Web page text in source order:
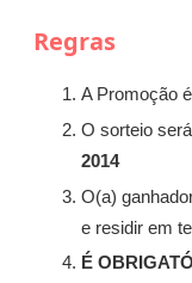
Regras
A Promoção
O sorteio
2014
O(a)
e residir em
É